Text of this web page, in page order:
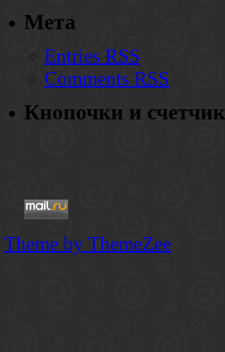
Мета
Entries RSS
Comments RSS
Кнопочки и
Theme by ThemeZee